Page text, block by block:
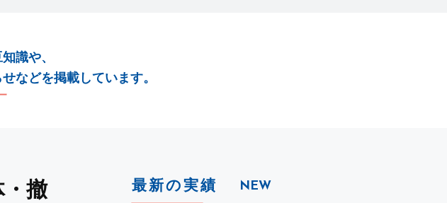
識や、
などを掲載しています。
撤
最新の実績 NEW